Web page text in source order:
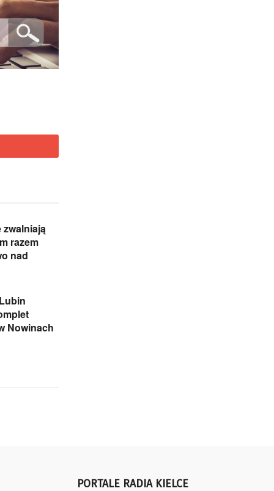
zwalniają
razem
nad
Nowinach
PORTALE RADIA KIELCE